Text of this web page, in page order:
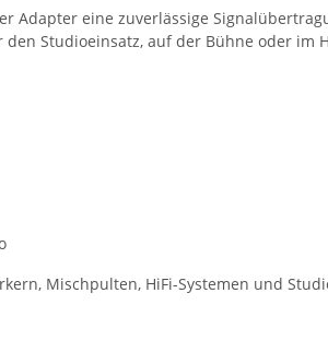
Adapter eine zuverlässige
Studioeinsatz, auf der Bühne oder im
Mischpulten, HiFi-Systemen und